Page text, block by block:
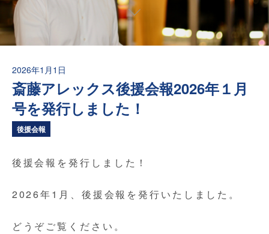
2026年1月1日
斎藤アレックス後援会報2026年１月
号を発行しました！
後援会報
後援会報を発行しました！
2026年1月、後援会報を発行いたしました。
どうぞご覧ください。